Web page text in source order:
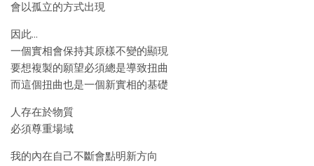
會以孤立的方式出現
因此…
一個實相會保持其原樣不變的顯現
要想複製的願望必須總是導致扭曲
而這個扭曲也是一個新實相的基礎
人存在於物質
必須尊重場域
我的內在自己不斷會點明新方向